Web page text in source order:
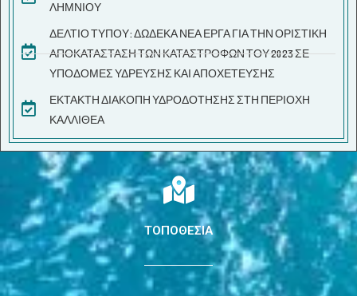
ΛΗΜΝΙΟΥ
ΔΕΛΤΙΟ ΤΥΠΟΥ: ΔΩΔΕΚΑ ΝΕΑ ΕΡΓΑ ΓΙΑ ΤΗΝ ΟΡΙΣΤΙΚΗ
ΑΠΟΚΑΤΑΣΤΑΣΗ ΤΩΝ ΚΑΤΑΣΤΡΟΦΩΝ ΤΟΥ 2023 ΣΕ
ΥΠΟΔΟΜΕΣ ΥΔΡΕΥΣΗΣ ΚΑΙ ΑΠΟΧΕΤΕΥΣΗΣ
ΕΚΤΑΚΤΗ ΔΙΑΚΟΠΗ ΥΔΡΟΔΟΤΗΣΗΣ ΣΤΗ ΠΕΡΙΟΧΗ
ΚΑΛΛΙΘΕΑ
ΤΟΠΟΘΕΣΙΑ